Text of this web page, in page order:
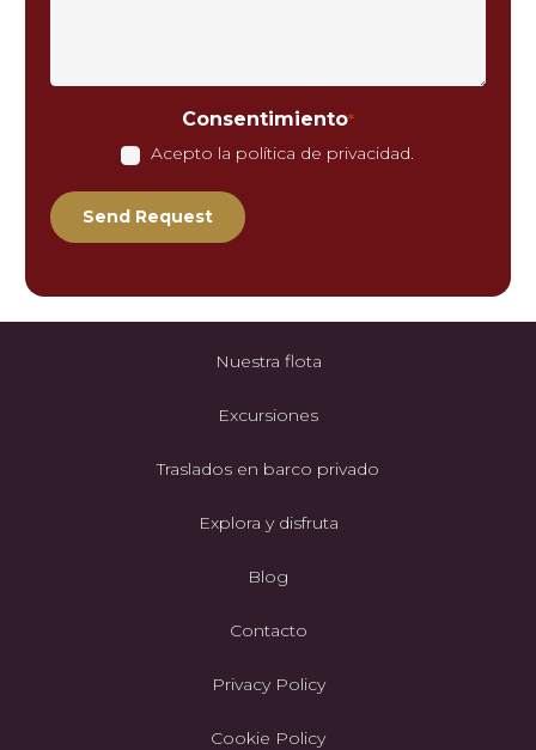
Consentimiento*
Acepto la política de privacidad.
Nuestra flota
Excursiones
Traslados en barco privado
Explora y disfruta
Blog
Contacto
Privacy Policy
Cookie Policy